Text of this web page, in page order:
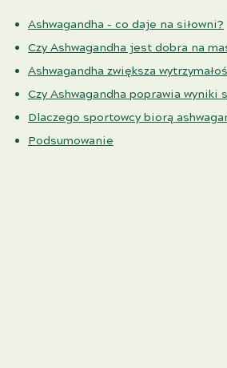
Ashwagandha – co daje na siłowni?
Czy Ashwagandha jest dobra na
Ashwagandha zwiększa
Czy Ashwagandha poprawia wyniki
Dlaczego sportowcy biorą
Podsumowanie